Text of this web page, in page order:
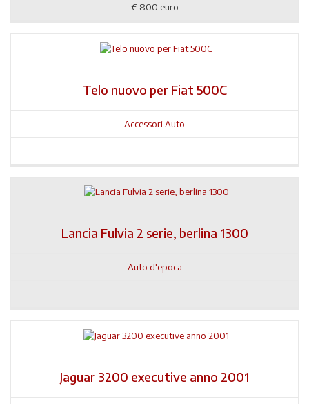
€ 800 euro
Telo nuovo per Fiat 500C
Accessori Auto
---
Lancia Fulvia 2 serie, berlina 1300
Auto d'epoca
---
Jaguar 3200 executive anno 2001